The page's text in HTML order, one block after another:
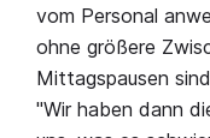
vom Personal
ohne größere
Mittagspausen
"Wir haben dann